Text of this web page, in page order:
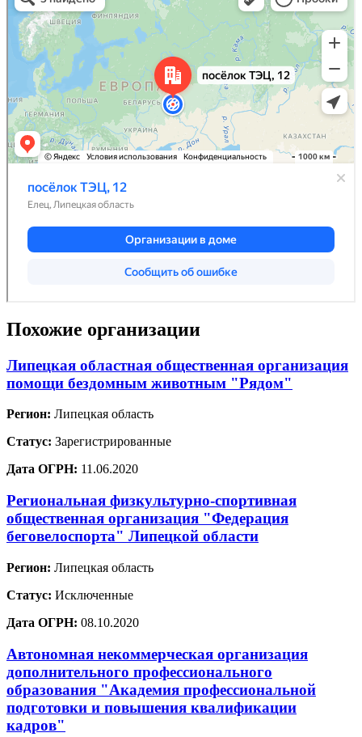
Похожие организации
Липецкая областная общественная организация
помощи бездомным животным "Рядом"
Регион: Липецкая область
Статус: Зарегистрированные
Дата ОГРН: 11.06.2020
Региональная физкультурно-спортивная
общественная организация "Федерация
беговелоспорта" Липецкой области
Регион: Липецкая область
Статус: Исключенные
Дата ОГРН: 08.10.2020
Автономная некоммерческая организация
дополнительного профессионального
образования "Академия профессиональной
подготовки и повышения квалификации
кадров"